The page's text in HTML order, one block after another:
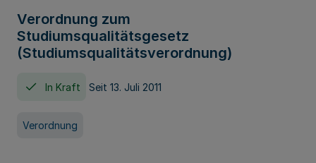
Verordnung zum
Studiumsqualitätsgesetz
(Studiumsqualitätsverordnung)
In Kraft Seit 13. Juli 2011
Verordnung